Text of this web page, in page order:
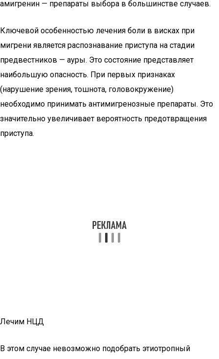
амигренин — препараты выбора в большинстве случаев.
Ключевой особенностью лечения боли в висках при
мигрени является распознавание приступа на стадии
предвестников — ауры. Это состояние представляет
наибольшую опасность. При первых признаках
(нарушение зрения, тошнота, головокружение)
необходимо принимать антимигренозные препараты. Это
значительно увеличивает вероятность предотвращения
приступа.
Лечим НЦД
В этом случае невозможно подобрать этиотропный